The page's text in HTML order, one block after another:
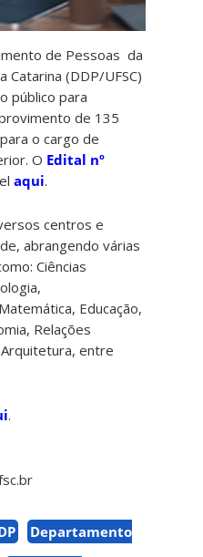
de Pessoas da
Catarina (DDP/UFSC)
público para
de 135
o cargo de
O Edital nº
aqui.
centros e
abrangendo várias
Ciências
Educação,
Relações
Arquitetura, entre
.
Departamento